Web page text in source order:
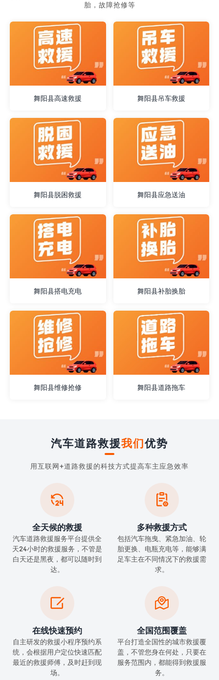
胎，故障抢修等
舞阳县高速救援 舞阳县吊车救援
舞阳县脱困救援 舞阳县应急送油
舞阳县搭电充电 舞阳县补胎换胎
舞阳县维修抢修 舞阳县道路拖车
汽车道路救援我们优势
用互联网+道路救援的科技方式提高车主应急效率

全天候的救援
汽车道路救援服务平台提供全
天24小时的救援服务，不管是
白天还是黑夜，都可以随时到
达。

多种救援方式
包括汽车拖曳、紧急加油、轮
胎更换、电瓶充电等，能够满
足车主在不同情况下的救援需
求。

在线快速预约
自主研发的救援小程序预约系
统，会根据用户定位快速匹配
最近的救援师傅，及时赶到现
场。

全国范围覆盖
平台打造全国性的城市救援覆
盖，不管您身在何处，只要在
服务范围内，都能得到救援服
务。